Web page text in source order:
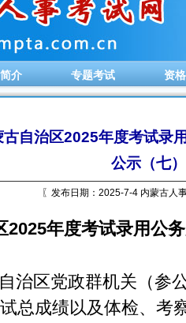
介 专题考试 资
古自治区2025年度考试录
公示（七）
〖发布日期：2025-7-4 内蒙古人
2025年度考试录用公
治区党政群机关（参
总成绩以及体检、考